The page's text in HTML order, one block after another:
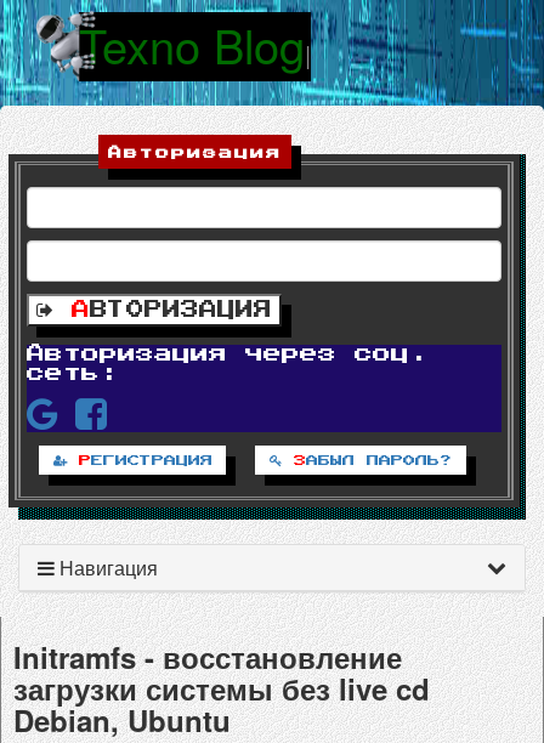
Texno Blog|
Авторизация
А ВТОРИЗАЦИЯ
Авторизация через соц.
сеть:
Р ЕГИСТРАЦИЯ ЗАБЫЛ ПАРОЛЬ?
Навигация
Initramfs - восстановление
загрузки системы без live cd
Debian, Ubuntu